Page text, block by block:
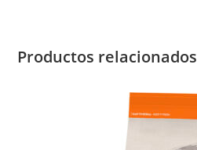
Productos relacionados